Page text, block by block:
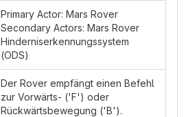
Primary Actor: Mars Rover
Secondary Actors: Mars Rover
Hinderniserkennungssystem
(ODS)
Der Rover empfängt einen Befehl
zur Vorwärts- ('F') oder
Rückwärtsbewegung ('B').